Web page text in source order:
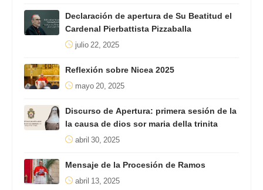
Declaración de apertura de Su Beatitud el
Cardenal Pierbattista Pizzaballa
julio 22, 2025
Reflexión sobre Nicea 2025
mayo 20, 2025
Discurso de Apertura: primera sesión de la
la causa de dios sor maria della trinita
abril 30, 2025
Mensaje de la Procesión de Ramos
abril 13, 2025